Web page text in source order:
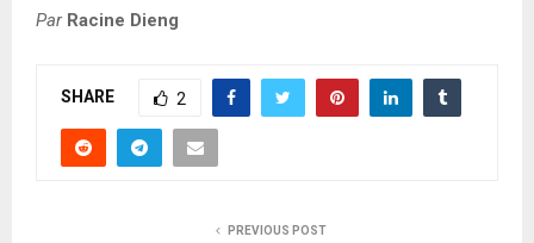
Par Racine Dieng
SHARE 2
PREVIOUS POST